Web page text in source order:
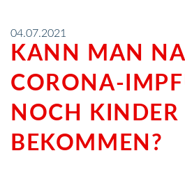
04.07.2021
KANN MAN
CORONA-
NOCH KINDER
BEKOMMEN?